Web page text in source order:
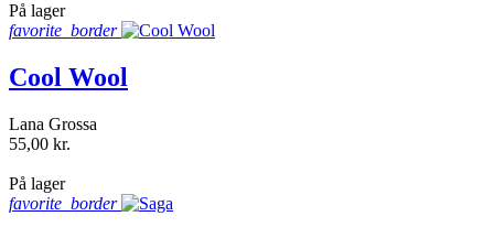
På lager
favorite_border
Cool Wool
Lana Grossa
55,00 kr.
På lager
favorite_border